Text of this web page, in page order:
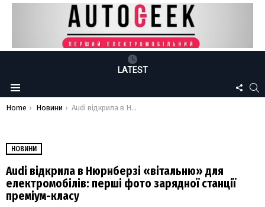
LATEST
Menu
US
You are here:
Home Новини Audi відкрила в Нюрнберзі «вітальню» для електромобілів: перші фото зарядної станції преміум-класу
НОВИНИ
Audi відкрила в Нюрнберзі «вітальню» для
електромобілів: перші фото зарядної станції
преміум-класу